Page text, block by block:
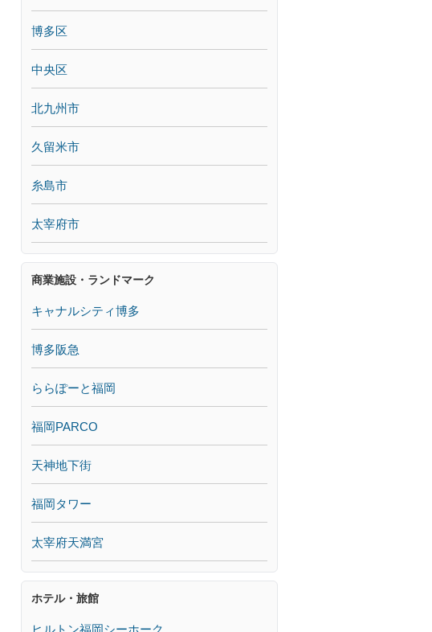
博多区
中央区
北九州市
久留米市
糸島市
太宰府市
商業施設・ランドマーク
キャナルシティ博多
博多阪急
ららぽーと福岡
福岡PARCO
天神地下街
福岡タワー
太宰府天満宮
ホテル・旅館
ヒルトン福岡シーホーク